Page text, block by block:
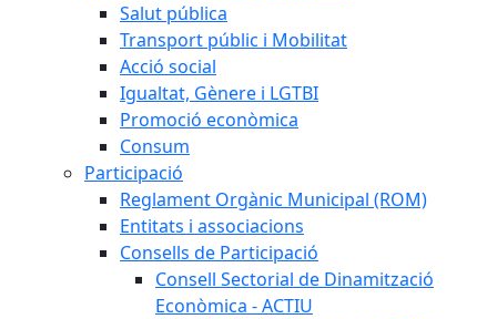
Salut pública
Transport públic i Mobilitat
Acció social
Igualtat, Gènere i LGTBI
Promoció econòmica
Consum
Participació
Reglament Orgànic Municipal (ROM)
Entitats i associacions
Consells de Participació
Consell Sectorial de Dinamització
Econòmica - ACTIU